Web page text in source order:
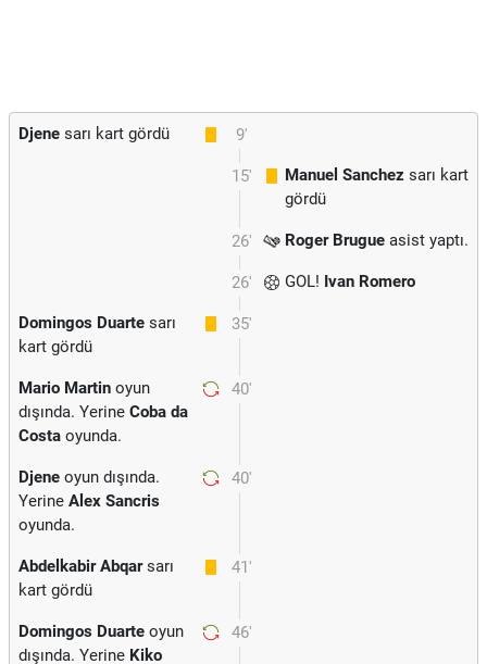
9'
Djene sarı kart gördü
15' Manuel Sanchez sarı kart
gördü
26' Roger Brugue asist yaptı.
26' GOL! Ivan Romero
35'
Domingos Duarte sarı
kart gördü
40'
Mario Martin oyun
dışında. Yerine Coba da
Costa oyunda.
40'
Djene oyun dışında.
Yerine Alex Sancris
oyunda.
41'
Abdelkabir Abqarsarı
kart gördü
46'
Domingos Duarte oyun
dışında. Yerine Kiko